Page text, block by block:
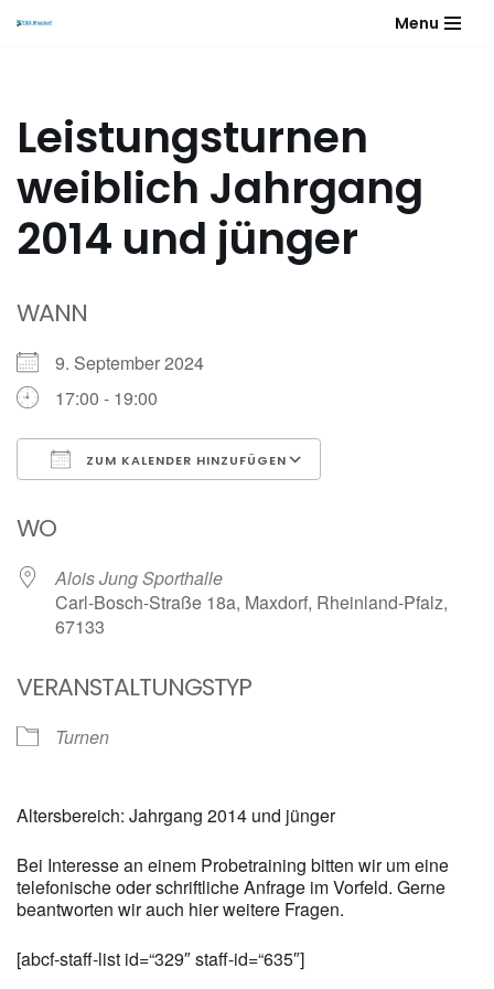
Menu
Leistungsturnen
weiblich Jahrgang
2014 und jünger
WANN
9. September 2024
17:00 - 19:00
ZUM KALENDER HINZUFÜGEN
WO
Alois Jung Sporthalle
Carl-Bosch-Straße 18a, Maxdorf, Rheinland-Pfalz,
67133
VERANSTALTUNGSTYP
Turnen
Altersbereich: Jahrgang 2014 und jünger
Bei Interesse an einem Probetraining bitten wir um eine
telefonische oder schriftliche Anfrage im Vorfeld. Gerne
beantworten wir auch hier weitere Fragen.
[abcf-staff-list id=“329″ staff-id=“635″]